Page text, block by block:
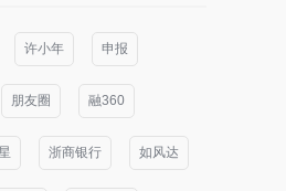
许小年 申报
朋友圈 融360
浙商银行 如风达